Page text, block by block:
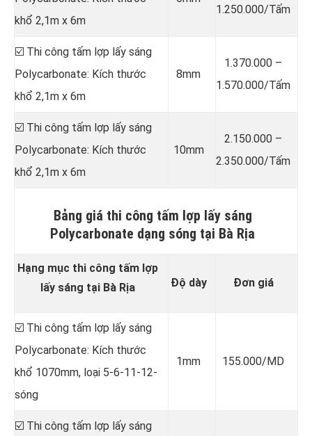
khổ 2,1m x 6m
1.250.000/Tấm
☑️ Thi công tấm lợp lấy sáng
Polycarbonate: Kích thước
khổ 2,1m x 6m
8mm
1.370.000 –
1.570.000/Tấm
☑️ Thi công tấm lợp lấy sáng
Polycarbonate: Kích thước
khổ 2,1m x 6m
10mm
2.150.000 –
2.350.000/Tấm
Bảng giá thi công tấm lợp lấy sáng
Polycarbonate dạng sóng tại Bà Rịa
Hạng mục thi công tấm lợp
lấy sáng tại Bà Rịa
Độ dày Đơn giá
☑️ Thi công tấm lợp lấy sáng
Polycarbonate: Kích thước
khổ 1070mm, loại 5-6-11-12-
sóng
1mm 155.000/MD
☑️ Thi công tấm lợp lấy sáng